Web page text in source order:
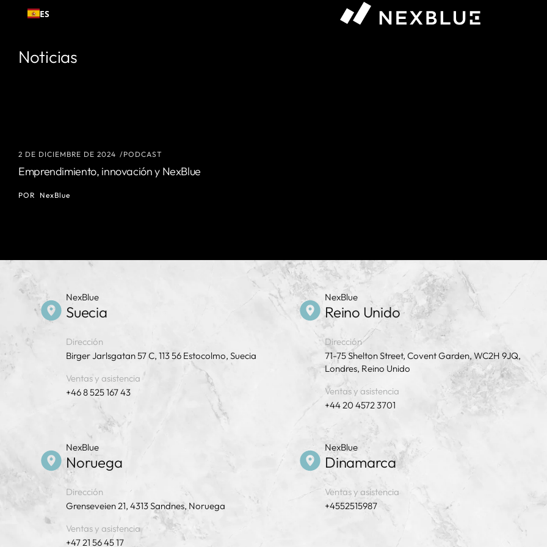
Ir al
ES
Noticias
2 DE DICIEMBRE DE 2024 PODCAST
Emprendimiento, innovación y NexBlue
POR NexBlue
NexBlue
Suecia
Dirección
Birger Jarlsgatan 57 C, 113 56 Estocolmo, Suecia
Ventas y asistencia
+46 8 525 167 43
NexBlue
Reino Unido
Dirección
71-75 Shelton Street, Covent Garden, WC2H 9JQ,
Londres, Reino Unido
Ventas y asistencia
+44 20 4572 3701
NexBlue
Noruega
Dirección
Grenseveien 21, 4313 Sandnes, Noruega
Ventas y asistencia
+47 21 56 45 17
NexBlue
Dinamarca
Ventas y asistencia
+4552515987